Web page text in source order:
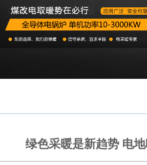
绿色采暖是新趋势 电